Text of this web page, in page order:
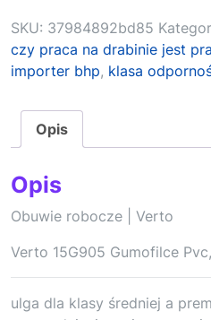
SKU: 37984892bd85
czy praca na drabinie jest
importer bhp, klasa
Opis
Opis
Obuwie robocze | Verto
Verto 15G905 Gumofilce
ulga dla klasy średniej a